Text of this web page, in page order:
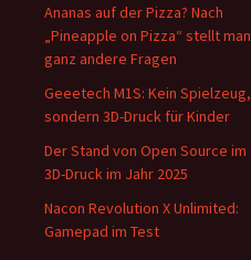
Ananas auf der Pizza? Nach
„Pineapple on Pizza“ stellt man
ganz andere Fragen
Geeetech M1S: Kein Spielzeug,
sondern 3D-Druck für Kinder
Der Stand von Open Source im
3D-Druck im Jahr 2025
Nacon Revolution X Unlimited:
Gamepad im Test